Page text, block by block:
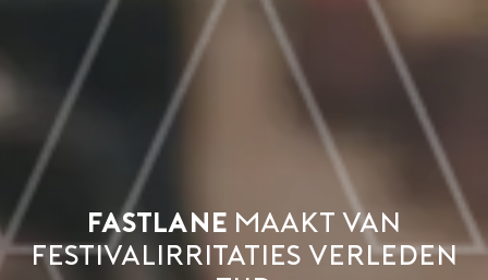
FastLane maakt van
festivalirritaties verleden